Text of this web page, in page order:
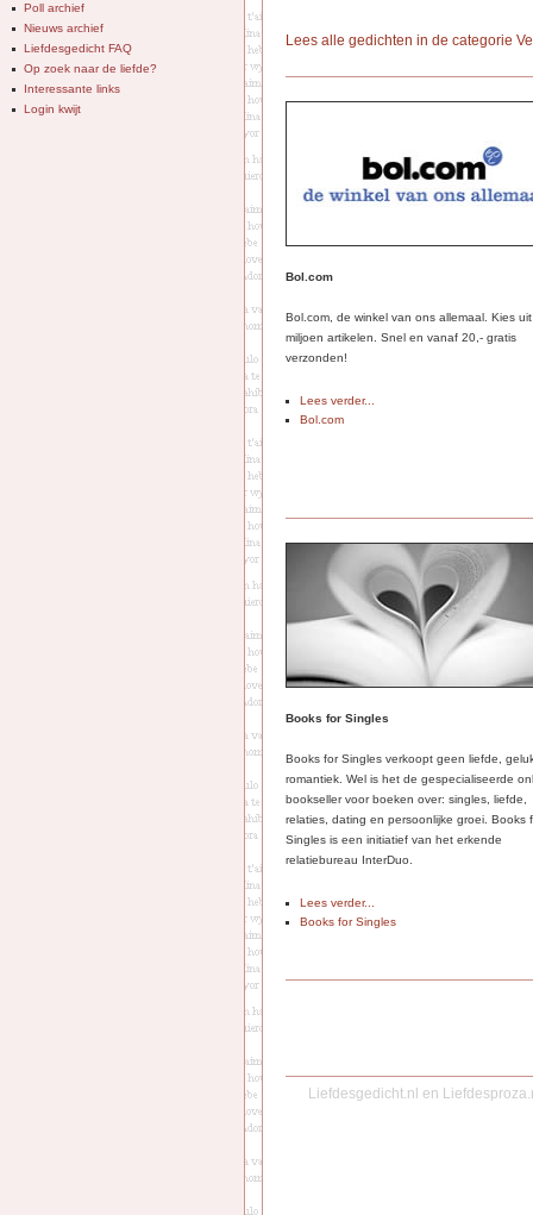
Lees alle gedichten in de categorie
Bol.com
Bol.com, de winkel van ons allemaal. Kies
miljoen artikelen. Snel en vanaf 20,- gratis
verzonden!
Lees verder...
Bol.com
Books for Singles
Books for Singles verkoopt geen liefde,
romantiek. Wel is het de gespecialiseerde
bookseller voor boeken over: singles, liefde,
relaties, dating en persoonlijke groei. Books
Singles is een initiatief van het erkende
relatiebureau InterDuo.
Lees verder...
Books for Singles
Liefdesgedicht.nl en
Poll archief
Nieuws archief
Liefdesgedicht FAQ
Op zoek naar de liefde?
Interessante links
Login kwijt